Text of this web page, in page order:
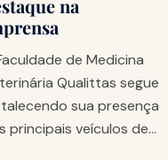
na
de Medicina
Qualittas segue
sua presença
principais veículos de…